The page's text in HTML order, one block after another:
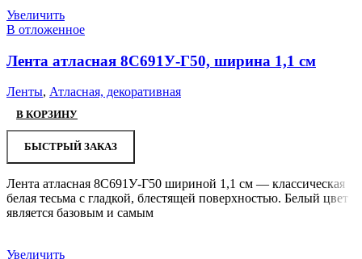
Увеличить
В отложенное
Лента атласная 8С691У-Г50, ширина 1,1 см
Ленты, Атласная, декоративная
В КОРЗИНУ
БЫСТРЫЙ ЗАКАЗ
Лента атласная 8С691У-Г50 шириной 1,1 см — классическая
белая тесьма с гладкой, блестящей поверхностью. Белый цвет
является базовым и самым
Увеличить